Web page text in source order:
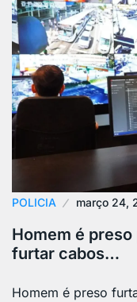
POLICIA março 24,
Homem é
furtar cabos…
Homem é preso